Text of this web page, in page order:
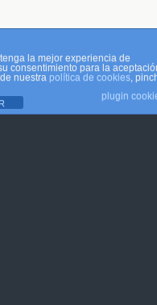
la mejor experiencia de
consentimiento para la
nuestra política de cookies,
plugin